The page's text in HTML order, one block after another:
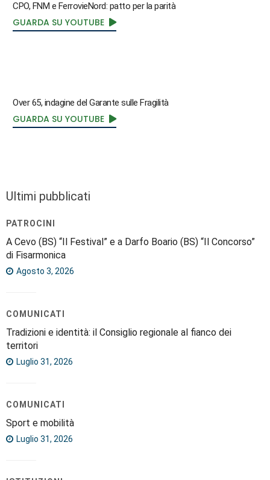
CPO, FNM e FerrovieNord: patto per la parità
GUARDA SU YOUTUBE
Over 65, indagine del Garante sulle Fragilità
GUARDA SU YOUTUBE
Ultimi pubblicati
PATROCINI
A Cevo (BS) “Il Festival” e a Darfo Boario (BS) “Il Concorso”
di Fisarmonica
Agosto 3, 2026
COMUNICATI
Tradizioni e identità: il Consiglio regionale al fianco dei
territori
Luglio 31, 2026
COMUNICATI
Sport e mobilità
Luglio 31, 2026